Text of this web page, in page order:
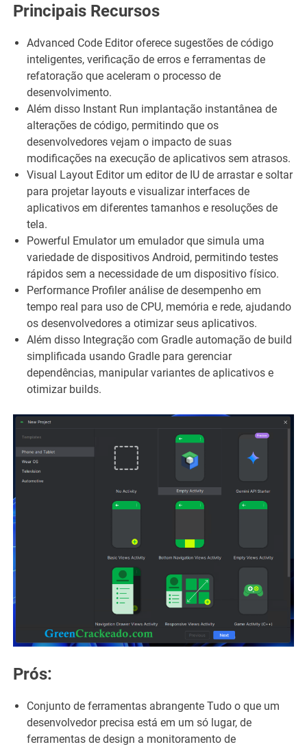
Principais Recursos
Advanced Code Editor oferece sugestões de código
inteligentes, verificação de erros e ferramentas de
refatoração que aceleram o processo de
desenvolvimento.
Além disso Instant Run implantação instantânea de
alterações de código, permitindo que os
desenvolvedores vejam o impacto de suas
modificações na execução de aplicativos sem atrasos.
Visual Layout Editor um editor de IU de arrastar e soltar
para projetar layouts e visualizar interfaces de
aplicativos em diferentes tamanhos e resoluções de
tela.
Powerful Emulator um emulador que simula uma
variedade de dispositivos Android, permitindo testes
rápidos sem a necessidade de um dispositivo físico.
Performance Profiler análise de desempenho em
tempo real para uso de CPU, memória e rede, ajudando
os desenvolvedores a otimizar seus aplicativos.
Além disso Integração com Gradle automação de build
simplificada usando Gradle para gerenciar
dependências, manipular variantes de aplicativos e
otimizar builds.
Prós:
Conjunto de ferramentas abrangente Tudo o que um
desenvolvedor precisa está em um só lugar, de
ferramentas de design a monitoramento de